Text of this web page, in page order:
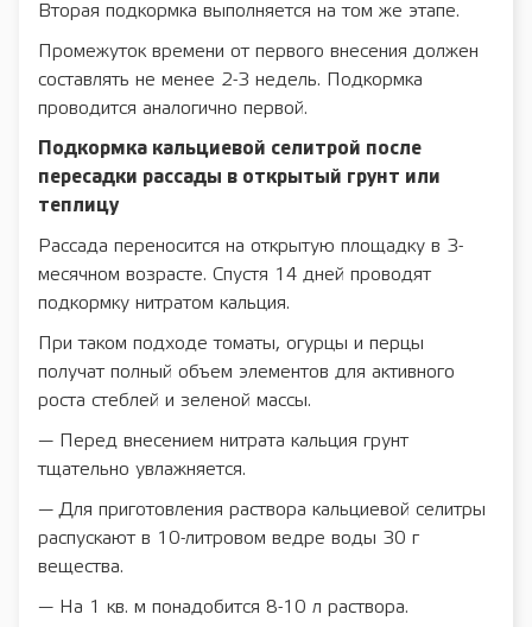
Вторая подкормка выполняется на том же этапе.
Промежуток времени от первого внесения должен
составлять не менее 2-3 недель. Подкормка
проводится аналогично первой.
Подкормка кальциевой селитрой после
пересадки рассады в открытый грунт или
теплицу
Рассада переносится на открытую площадку в 3-
месячном возрасте. Спустя 14 дней проводят
подкормку нитратом кальция.
При таком подходе томаты, огурцы и перцы
получат полный объем элементов для активного
роста стеблей и зеленой массы.
— Перед внесением нитрата кальция грунт
тщательно увлажняется.
— Для приготовления раствора кальциевой селитры
распускают в 10-литровом ведре воды 30 г
вещества.
— На 1 кв. м понадобится 8-10 л раствора.